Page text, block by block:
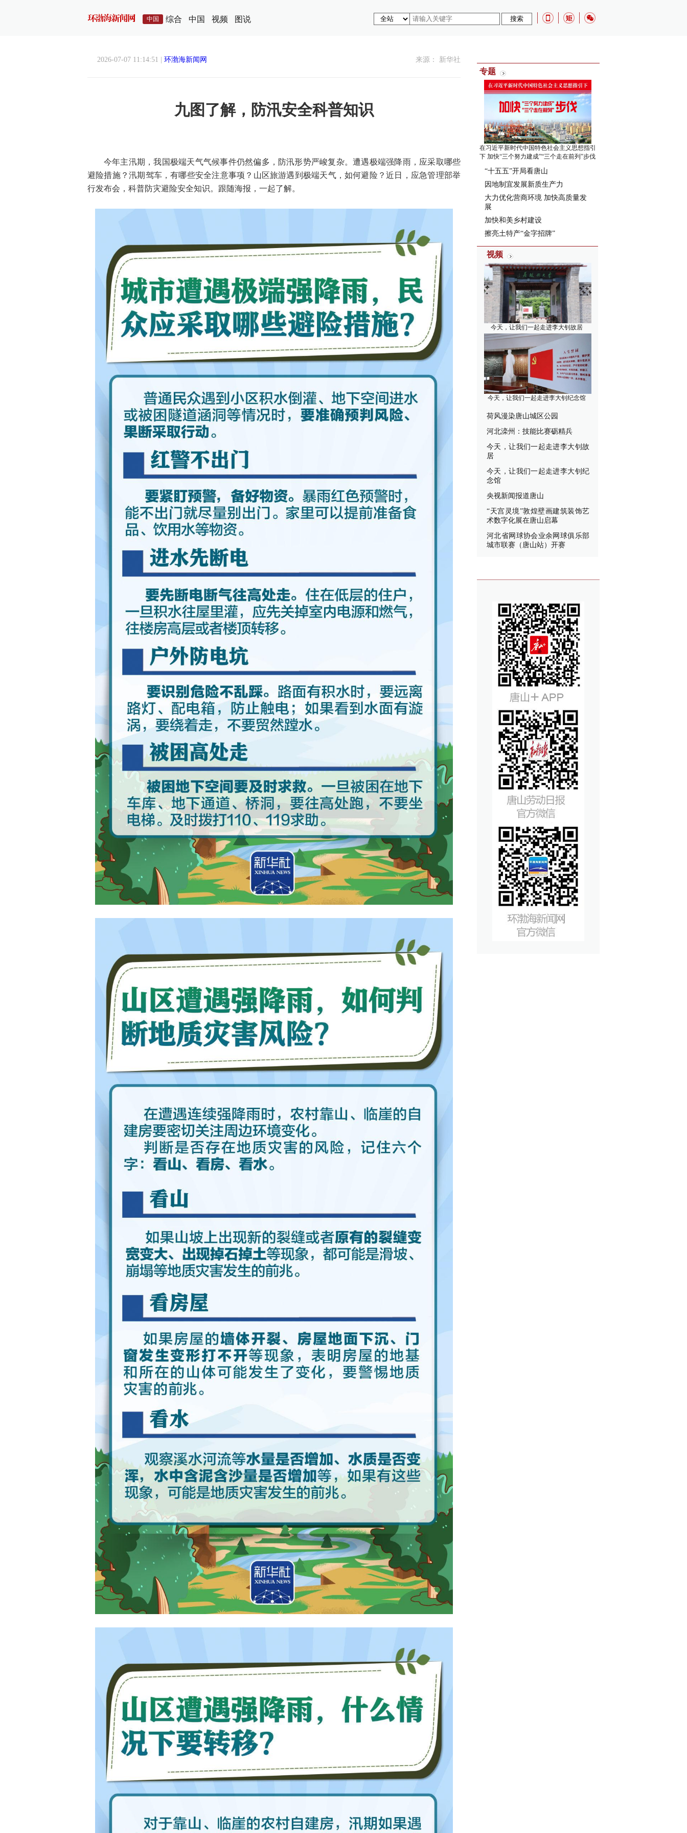
中国 综合 中国 视频 图说
2026-07-07 11:14:51 | 环渤海新闻网 来源： 新华社
九图了解，防汛安全科普知识
今年主汛期，我国极端天气气候事件仍然偏多，防汛形势严峻复杂。遭遇极端强降雨，应采取哪些
避险措施？汛期驾车，有哪些安全注意事项？山区旅游遇到极端天气，如何避险？近日，应急管理部举
行发布会，科普防灾避险安全知识。跟随海报，一起了解。
专题
在习近平新时代中国特色社会主义思想指引
下 加快“三个努力建成”“三个走在前列”步伐
“十五五”开局看唐山
因地制宜发展新质生产力
大力优化营商环境 加快高质量发
展
加快和美乡村建设
擦亮土特产“金字招牌”
视频
今天，让我们一起走进李大钊故居
今天，让我们一起走进李大钊纪念馆
荷风漫染唐山城区公园
河北滦州：技能比赛砺精兵
今天，让我们一起走进李大钊故
居
今天，让我们一起走进李大钊纪
念馆
央视新闻报道唐山
“天宫灵境”敦煌壁画建筑装饰艺
术数字化展在唐山启幕
河北省网球协会业余网球俱乐部
城市联赛（唐山站）开赛